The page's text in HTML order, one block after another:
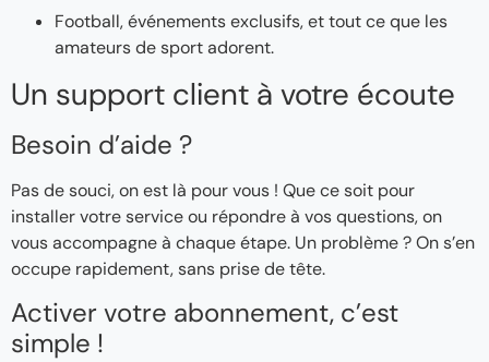
Football, événements exclusifs, et tout ce que les
amateurs de sport adorent.
Un support client à votre écoute
Besoin d’aide ?
Pas de souci, on est là pour vous ! Que ce soit pour
installer votre service ou répondre à vos questions, on
vous accompagne à chaque étape. Un problème ? On s’en
occupe rapidement, sans prise de tête.
Activer votre abonnement, c’est
simple !